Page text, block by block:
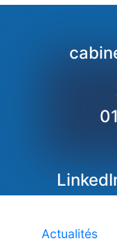
Actualités